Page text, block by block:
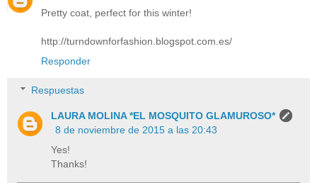
Pretty coat, perfect for this winter!
http://turndownforfashion.blogspot.com.es/
Responder
Respuestas
LAURA MOLINA *EL MOSQUITO GLAMUROSO*
8 de noviembre de 2015 a las 20:43
Yes!
Thanks!